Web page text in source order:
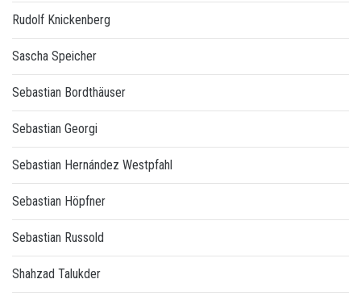
Rudolf Knickenberg
Sascha Speicher
Sebastian Bordthäuser
Sebastian Georgi
Sebastian Hernández Westpfahl
Sebastian Höpfner
Sebastian Russold
Shahzad Talukder